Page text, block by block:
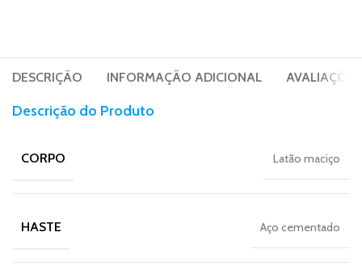
DESCRIÇÃO INFORMAÇÃO ADICIONAL
Descrição do Produto
CORPO Latão maciço
HASTE Aço cementado